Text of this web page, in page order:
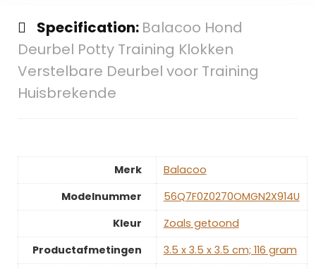
Specification: Balacoo Hond
Deurbel Potty Training Klokken
Verstelbare Deurbel voor Training
Huisbrekende
Merk
‎Balacoo
Modelnummer
‎56Q7F0Z0270OMGN2X914U
Kleur
‎Zoals getoond
Productafmetingen
‎3.5 x 3.5 x 3.5 cm; 116 gram